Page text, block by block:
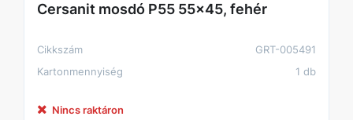
Cersanit mosdó P55 55x45, fehér
Cikkszám
GRT-005491
Kartonmennyiség
1 db
Nincs raktáron